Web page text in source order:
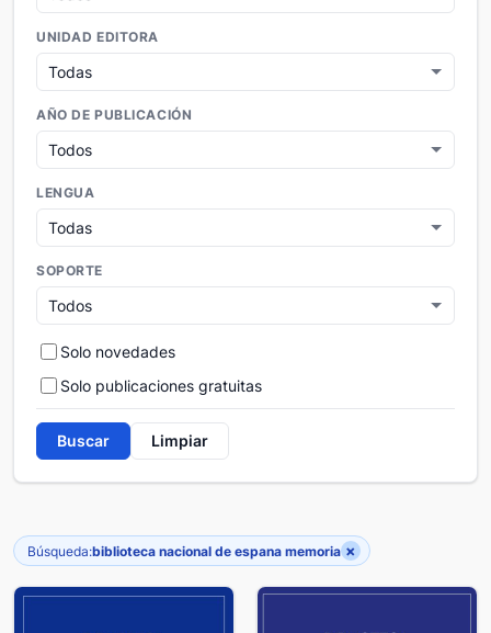
UNIDAD EDITORA
AÑO DE PUBLICACIÓN
LENGUA
SOPORTE
Solo novedades
Solo publicaciones gratuitas
Buscar Limpiar
Búsqueda:biblioteca nacional de espana memoria ×